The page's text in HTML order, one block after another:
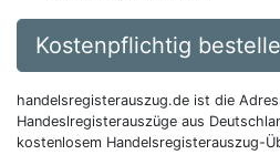
Kostenpflichtig
handelsregisterauszug.de ist die
Handeslregisterauszüge aus
kostenlosem Handelsregisterauszug-